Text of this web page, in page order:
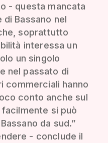
- questa mancata
Bassano nel
soprattutto
interessa un
un singolo
nel passato di
commerciali hanno
conto anche sul
si può
da sud.”
- conclude il